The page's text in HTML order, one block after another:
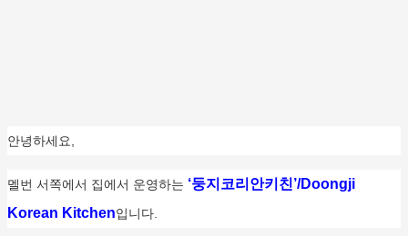
안녕하세요,
멜번 서쪽에서 집에서 운영하는 ‘둥지코리안키친’/Doongji
Korean Kitchen입니다.